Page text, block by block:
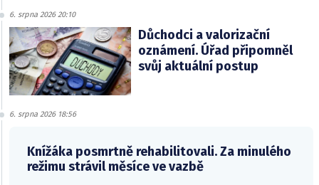
6. srpna 2026 20:10
Důchodci a valorizační
oznámení. Úřad připomněl
svůj aktuální postup
6. srpna 2026 18:56
Knížáka posmrtně rehabilitovali. Za minulého
režimu strávil měsíce ve vazbě